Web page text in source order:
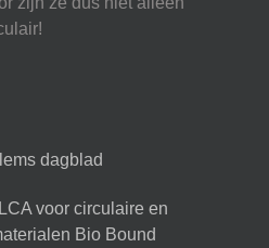
dagblad
voor circulaire en
Bio Bound